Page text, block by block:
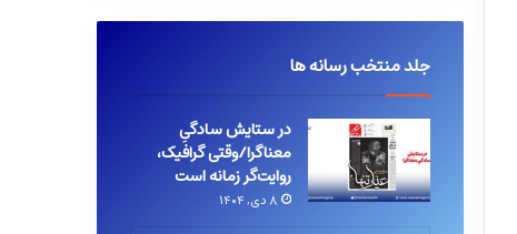
جلد منتخب رسانه ها
در ستایش سادگیِ
معناگرا/وقتی گرافیک،
روایت‌گر زمانه است
۸ دی, ۱۴۰۴